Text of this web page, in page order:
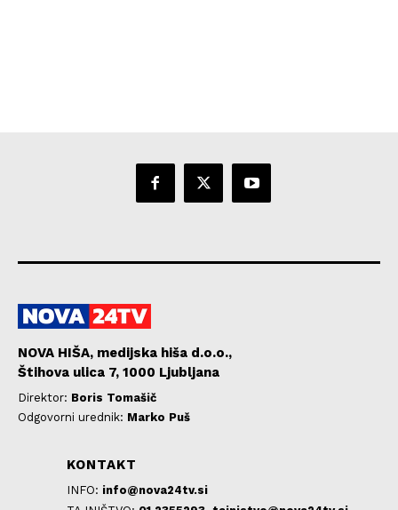
NOVA HIŠA, medijska hiša d.o.o.,
Štihova ulica 7, 1000 Ljubljana
Direktor: Boris Tomašič
Odgovorni urednik: Marko Puš
KONTAKT
INFO: info@nova24tv.si